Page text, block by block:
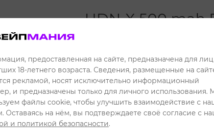
UDN-X 500 mah
Розничная цена: 1 469 ₽
Клубная цена: 1 319 ₽
Читать отзывы
предоставленная на сайте, предназначена для
18-летнего возраста. Сведения, размещенные на
рекламой, носят исключительно информационный
и предназначены только для личного использования.
файлы cookie, чтобы улучшить взаимодействие с
Оставаясь на нём, вы подтверждаете своё согласие с
и политикой безопасности.